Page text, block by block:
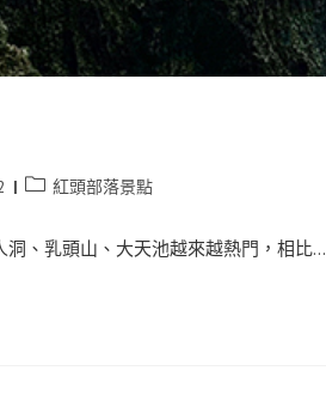
紅頭部落景點
、乳頭山、大天池越來越熱門，相比...